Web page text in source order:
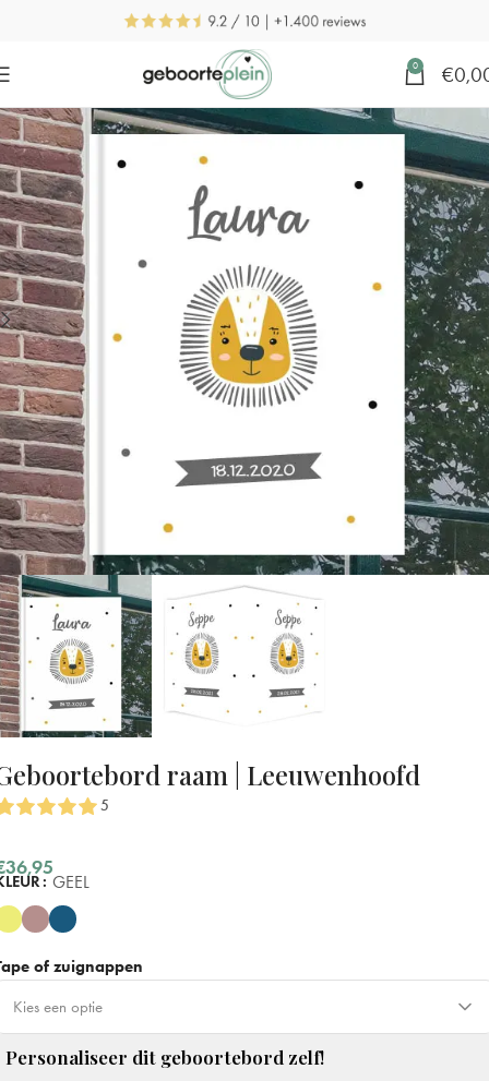
0 €
raam | Leeuwenhoofd
5
36,95
GEEL
of zuignappen
Kies een optie
Dubbelzijdige tape
Personaliseer dit geboortebord zelf!